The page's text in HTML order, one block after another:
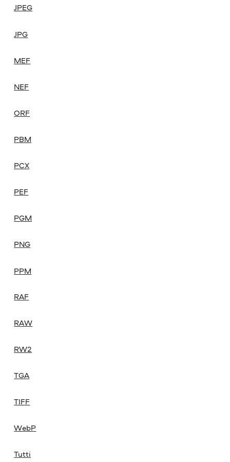
JPEG
JPG
MEF
NEF
ORF
PBM
PCX
PEF
PGM
PNG
PPM
RAF
RAW
RW2
TGA
TIFF
WebP
Tutti